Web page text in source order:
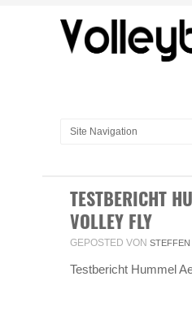
TESTBERICHT
VOLLEY FLY
GEPOSTED VON STEFFEN
Testbericht Hummel